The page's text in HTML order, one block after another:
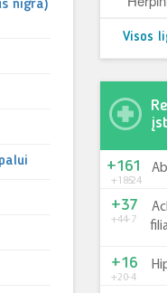
nigra)
Visos
+185-24
+161
+44-7
+37
+20-4
+16